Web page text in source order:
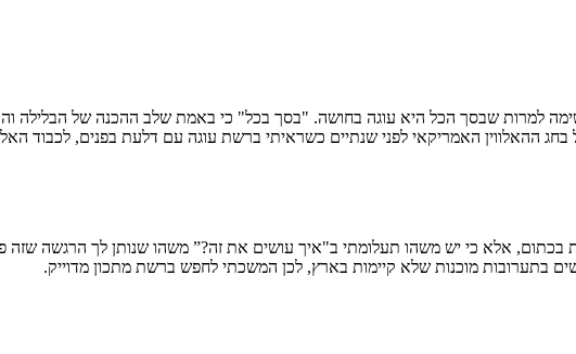
למרות שבסך הכל היא עוגה בחושה. "בסך בכל" כי באמת שלב ההכנה של הבלילה
ההאלווין האמריקאי לפני שנתיים כשראיתי ברשת עוגה עם דלעת בפנים, לכבוד
בכתום, אלא כי יש משהו תעלומתי ב"איך עושים את זה?” משהו שנותן לך הרגשה שזה
בתערובות מוכנות שלא קיימות בארץ, לכן המשכתי לחפש ברשת מתכון מדוייק.